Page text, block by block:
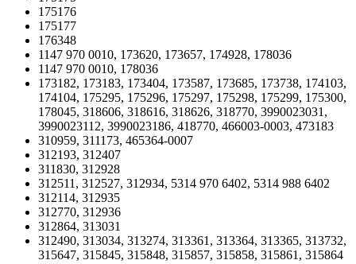
175176
175177
176348
1147 970 0010, 173620, 173657, 174928, 178036
1147 970 0010, 178036
173182, 173183, 173404, 173587, 173685, 173738, 174103,
174104, 175295, 175296, 175297, 175298, 175299, 175300,
178045, 318606, 318616, 318626, 318770, 3990023031,
3990023112, 3990023186, 418770, 466003-0003, 473183
310959, 311173, 465364-0007
312193, 312407
311830, 312928
312511, 312527, 312934, 5314 970 6402, 5314 988 6402
312114, 312935
312770, 312936
312864, 313031
312490, 313034, 313274, 313361, 313364, 313365, 313732,
315647, 315845, 315848, 315857, 315858, 315861, 315864